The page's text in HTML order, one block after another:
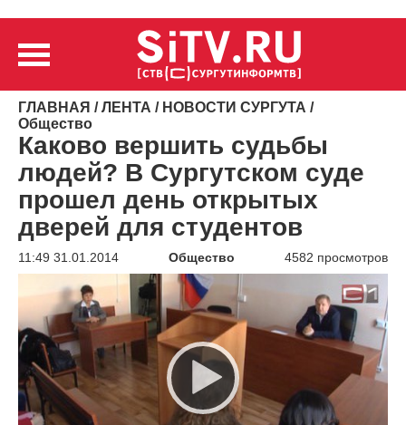
ГЛАВНАЯ /ЛЕНТА / НОВОСТИ СУРГУТА /
Общество
Каково вершить судьбы
людей? В Сургутском суде
прошел день открытых
дверей для студентов
11:49 31.01.2014 Общество 4582 просмотров